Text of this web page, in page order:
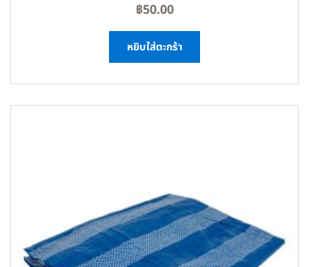
฿50.00
หยิบใส่ตะกร้า